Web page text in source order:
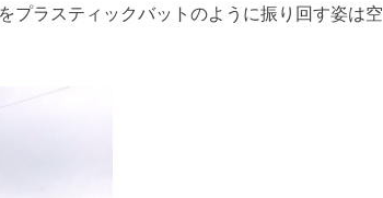
プラスティックバットのように振り回す姿は空